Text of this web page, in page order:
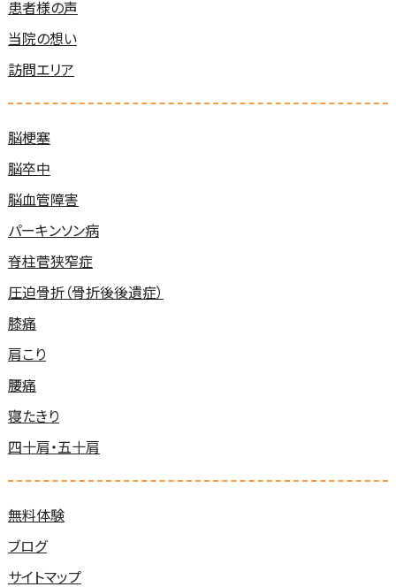
患者様の声
当院の想い
訪問エリア
脳梗塞
脳卒中
脳血管障害
パーキンソン病
脊柱菅狭窄症
圧迫骨折（骨折後後遺症）
膝痛
肩こり
腰痛
寝たきり
四十肩・五十肩
無料体験
ブログ
サイトマップ